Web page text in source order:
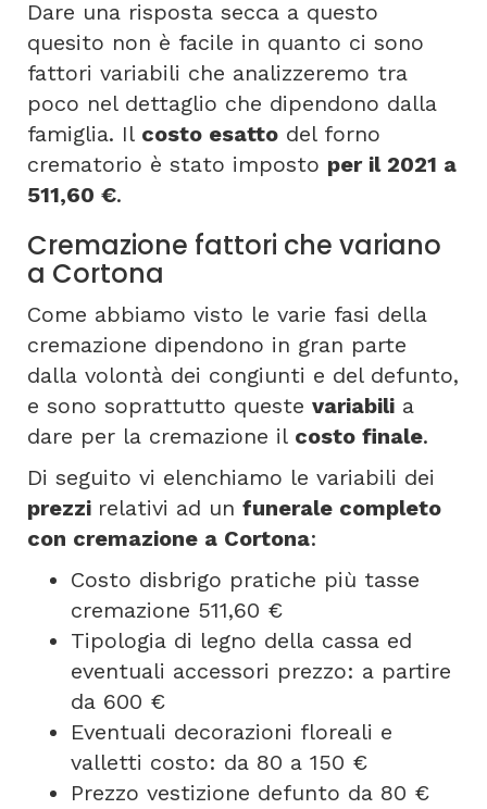
Dare una risposta secca a questo
quesito non è facile in quanto ci sono
fattori variabili che analizzeremo tra
poco nel dettaglio che dipendono dalla
famiglia. Il costo esatto del forno
crematorio è stato imposto per il 2021 a
511,60 €.
Cremazione fattori che variano
a Cortona
Come abbiamo visto le varie fasi della
cremazione dipendono in gran parte
dalla volontà dei congiunti e del defunto,
e sono soprattutto queste variabili a
dare per la cremazione il costo finale.
Di seguito vi elenchiamo le variabili dei
prezzi relativi ad un funerale completo
con cremazione a Cortona:
Costo disbrigo pratiche più tasse
cremazione 511,60 €
Tipologia di legno della cassa ed
eventuali accessori prezzo: a partire
da 600 €
Eventuali decorazioni floreali e
valletti costo: da 80 a 150 €
Prezzo vestizione defunto da 80 €